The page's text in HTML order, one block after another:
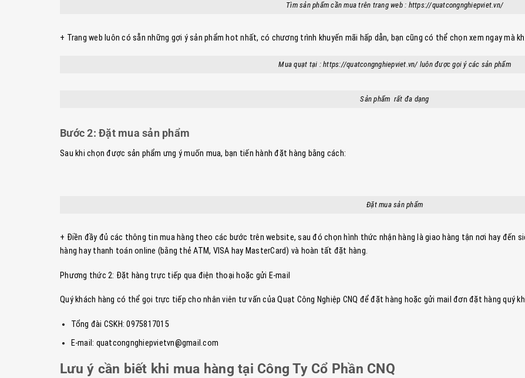
Tìm sản phẩm cần mua trên trang web : https://quatcongnghiepviet.vn/
+ Trang web luôn có sẵn những gợi ý sản phẩm hot nhất, có chương trình khuyến mãi hấp dẫn, bạn cũng có thể chọn xem ngay mà
Mua quạt tại : https://quatcongnghiepviet.vn/ luôn được gọi ý các sản phẩm
Sản phẩm rất đa dạng
Bước 2: Đặt mua sản phẩm
Sau khi chọn được sản phẩm ưng ý muốn mua, bạn tiến hành đặt hàng bằng cách:
Đặt mua sản phẩm
+ Điền đầy đủ các thông tin mua hàng theo các bước trên website, sau đó chọn hình thức nhận hàng là giao hàng tận nơi hay đến
hàng hay thanh toán online (bằng thẻ ATM, VISA hay MasterCard) và hoàn tất đặt hàng.
Phương thức 2: Đặt hàng trực tiếp qua điện thoại hoặc gửi E-mail
Quý khách hàng có thể gọi trực tiếp cho nhân viên tư vấn của Quạt Công Nghiệp CNQ để đặt hàng hoặc gửi mail đơn đặt hàng quý
Tổng đài CSKH: 0975817015
E-mail: quatcongnghiepvietvn@gmail.com
Lưu ý cần biết khi mua hàng tại Công Ty Cổ Phần CNQ